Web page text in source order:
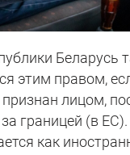
Беларусь
этим правом,
лицом,
границей (в ЕС).
как